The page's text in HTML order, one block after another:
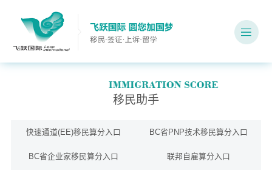
移民助手
快速通道(EE)移民算分入口 BC省PNP技术移民算分入口
BC省企业家移民算分入口 联邦自雇算分入口